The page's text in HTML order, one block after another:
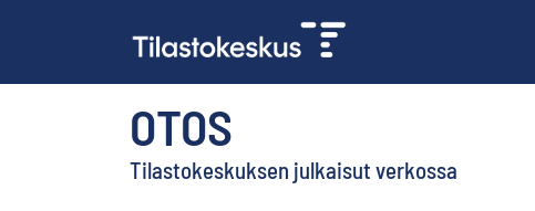
OTOS
Tilastokeskuksen julkaisut verkossa